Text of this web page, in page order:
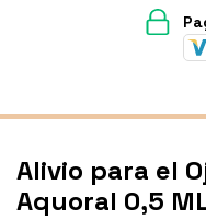
Alivio para el
Aquoral 0,5